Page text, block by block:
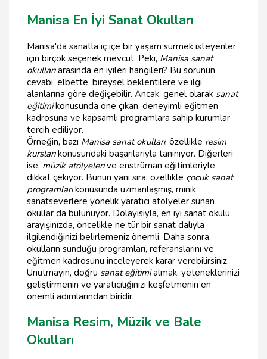
Manisa En İyi Sanat Okulları
Manisa'da sanatla iç içe bir yaşam sürmek isteyenler
için birçok seçenek mevcut. Peki, Manisa sanat
okullarıarasında en iyileri hangileri? Bu sorunun
cevabı, elbette, bireysel beklentilere ve ilgi
alanlarına göre değişebilir. Ancak, genel olarak sanat
eğitimikonusunda öne çıkan, deneyimli eğitmen
kadrosuna ve kapsamlı programlara sahip kurumlar
tercih ediliyor.
Örneğin, bazı Manisa sanat okulları, özellikle resim
kurslarıkonusundaki başarılarıyla tanınıyor. Diğerleri
ise, müzik atölyelerive enstrüman eğitimleriyle
dikkat çekiyor. Bunun yanı sıra, özellikle çocuk sanat
programlarıkonusunda uzmanlaşmış, minik
sanatseverlere yönelik yaratıcı atölyeler sunan
okullar da bulunuyor. Dolayısıyla, en iyi sanat okulu
arayışınızda, öncelikle ne tür bir sanat dalıyla
ilgilendiğinizi belirlemeniz önemli. Daha sonra,
okulların sunduğu programları, referanslarını ve
eğitmen kadrosunu inceleyerek karar verebilirsiniz.
Unutmayın, doğru sanat eğitimialmak, yeteneklerinizi
geliştirmenin ve yaratıcılığınızı keşfetmenin en
önemli adımlarından biridir.
Manisa Resim, Müzik ve Bale
Okulları